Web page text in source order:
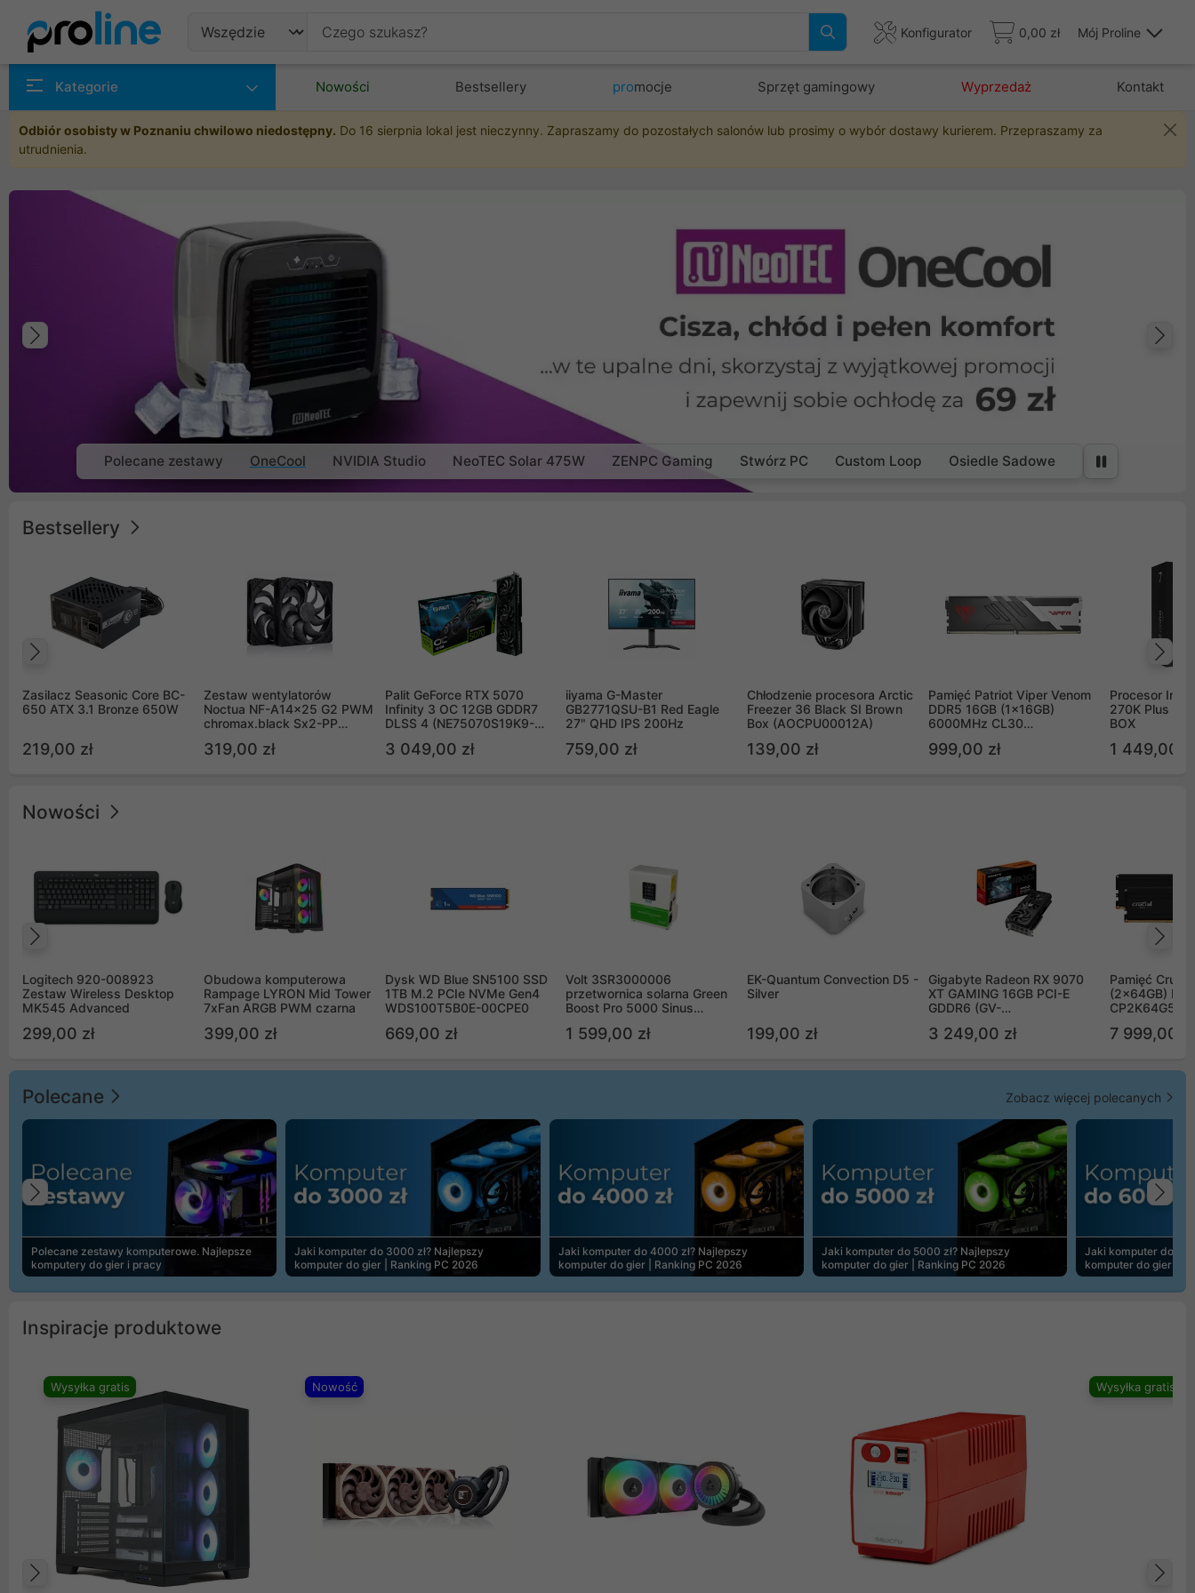
Konfigurator 0,00 zł Mój Proline
Kategorie Nowości Bestsellery promocje Sprzęt gamingowy Wyprzedaż Kontakt
Odbiór osobisty w Poznaniu chwilowo niedostępny. Do 16 sierpnia lokal jest nieczynny. Zapraszamy do pozostałych salonów lub prosimy o wybór dostawy kurierem. Przepraszamy za
utrudnienia.
Poprzedni
Polecane zestawy OneCool NVIDIA Studio NeoTEC Solar 475W ZENPC Gaming Stwórz PC Custom Loop Osiedle Sadowe
Bestsellery
Zasilacz Seasonic Core BC-
650 ATX 3.1 Bronze 650W
219,00 zł
Zestaw wentylatorów
Noctua NF-A14x25 G2 PWM
chromax.black Sx2-PP
(2szt)
319,00 zł
Palit GeForce RTX 5070
Infinity 3 OC 12GB GDDR7
DLSS 4 (NE75070S19K9-
3 049,00 zł
iiyama G-Master
GB2771QSU-B1 Red Eagle
27" QHD IPS 200Hz
759,00 zł
Chłodzenie procesora Arctic
Freezer 36 Black SI Brown
Box (AOCPU00012A)
139,00 zł
Pamięć Patriot Viper Venom
DDR5 16GB (1x16GB)
6000MHz CL30
999,00 zł
Procesor Intel
270K Plus
BOX
1 449,00 zł
Nowości
Logitech 920-008923
Zestaw Wireless Desktop
MK545 Advanced
299,00 zł
Obudowa komputerowa
Rampage LYRON Mid Tower
7xFan ARGB PWM czarna
399,00 zł
Dysk WD Blue SN5100 SSD
1TB M.2 PCIe NVMe Gen4
WDS100T5B0E-00CPE0
669,00 zł
Volt 3SR3000006
przetwornica solarna Green
Boost Pro 5000 Sinus
1 599,00 zł
EK-Quantum Convection D5 -
Silver
199,00 zł
Gigabyte Radeon RX 9070
XT GAMING 16GB PCI-E
GDDR6 (GV-
3 249,00 zł
Pamięć
(2x64GB)
7 999,00 zł
Polecane Zobacz więcej polecanych
Polecane zestawy komputerowe. Najlepsze
komputery do gier i pracy
Jaki komputer do 3000 zł? Najlepszy
komputer do gier | Ranking PC 2026
Jaki komputer do 4000 zł? Najlepszy
komputer do gier | Ranking PC 2026
Jaki komputer do 5000 zł? Najlepszy
komputer do gier | Ranking PC 2026
Jaki komputer do
komputer do gier |
Poprzedni
Inspiracje produktowe
Wysyłka gratis Nowość Wysyłka gratis